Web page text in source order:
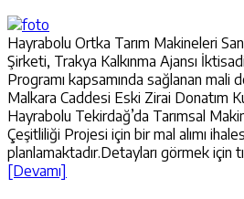
Hayrabolu Ortka Tarım Makineleri
Şirketi, Trakya Kalkınma Ajansı
Programı kapsamında sağlanan mali
Malkara Caddesi Eski Zirai Donatım
Hayrabolu Tekirdağ’da Tarımsal
Çeşitliliği Projesi için bir mal alımı
planlamaktadır.Detayları görmek için
[Devamı]